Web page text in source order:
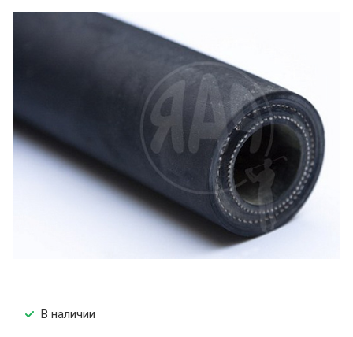
В наличии